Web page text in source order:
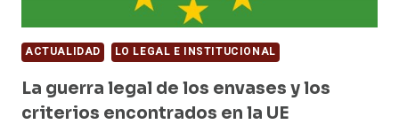
ACTUALIDAD LO LEGAL E INSTITUCIONAL
La guerra legal de los envases y los
criterios encontrados en la UE